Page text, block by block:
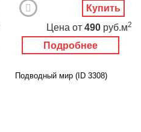
Подробнее
Цена от 490 руб.м2
Купить
Подводный мир (ID 3308)